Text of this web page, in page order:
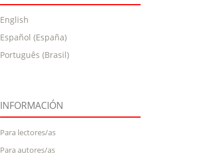
English
Español (España)
Português (Brasil)
INFORMACIÓN
Para lectores/as
Para autores/as